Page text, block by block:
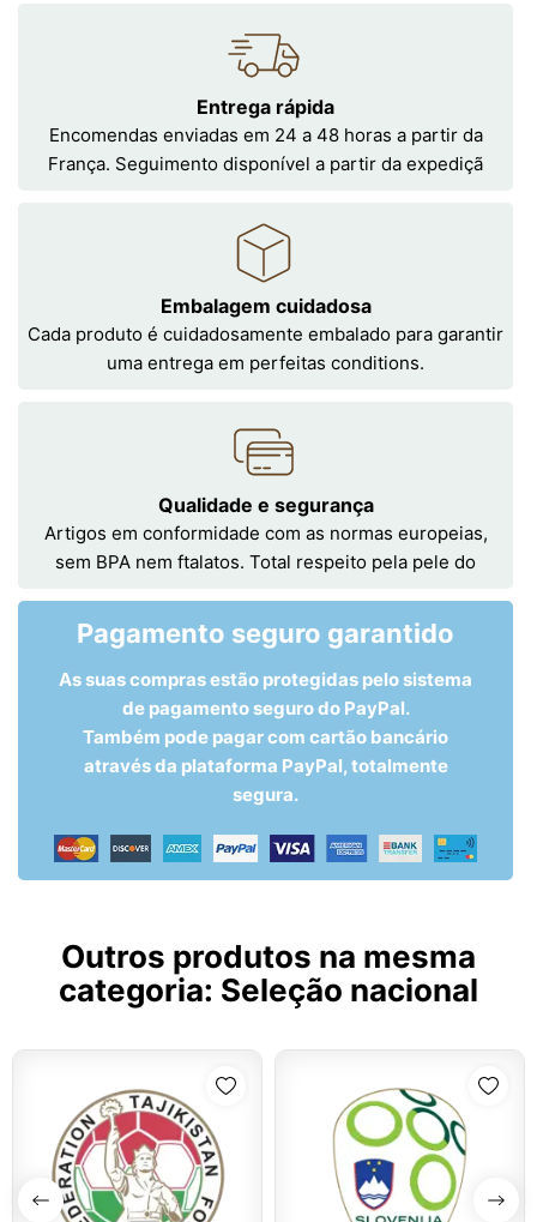
Entrega rápida
Encomendas enviadas em 24 a 48 horas a partir da
França. Seguimento disponível a partir da expediçã
Embalagem cuidadosa
Cada produto é cuidadosamente embalado para garantir
uma entrega em perfeitas conditions.
Qualidade e segurança
Artigos em conformidade com as normas europeias,
sem BPA nem ftalatos. Total respeito pela pele do
Pagamento seguro garantido
As suas compras estão protegidas pelo sistema
de pagamento seguro do PayPal.
Também pode pagar com cartão bancário
através da plataforma PayPal, totalmente
segura.
Outros produtos na mesma
categoria: Seleção nacional